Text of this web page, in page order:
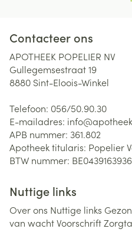
Contacteer ons
APOTHEEK POPELIER NV
Gullegemsestraat 19
8880 Sint-Eloois-Winkel
Telefoon: 056/50.90.30
E-mailadres: info@
APB nummer: 361.802
Apotheek titularis: Popelier
BTW nummer: BE0439163936
Nuttige links
Over ons Nuttige links
van wachtVoorschrift